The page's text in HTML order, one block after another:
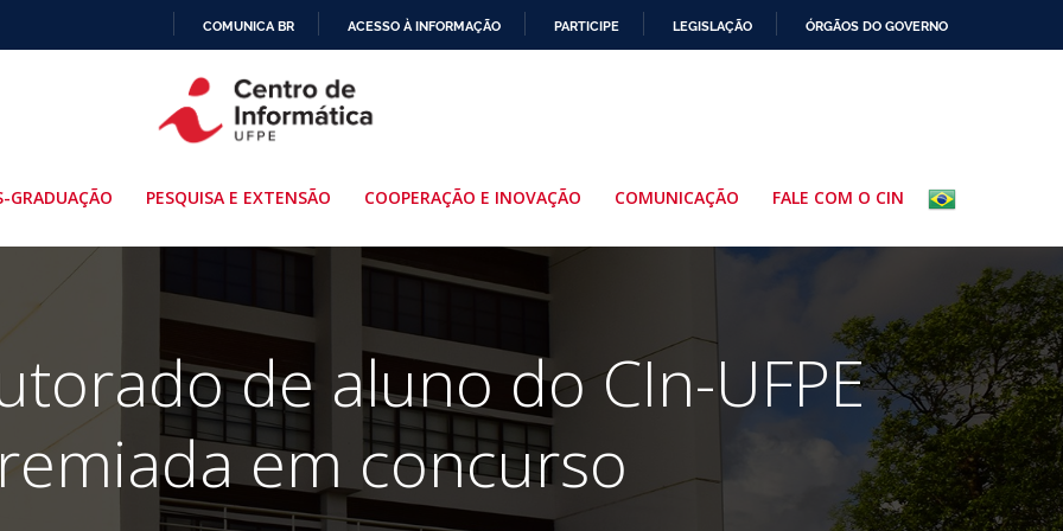
PARA
O
COMUNICA BR ACESSO À INFORMAÇÃO PARTICIPE LEGISLAÇÃO ÓRGÃOS DO GOVERNO
GRADUAÇÃO PESQUISA E EXTENSÃO COOPERAÇÃO E INOVAÇÃO COMUNICAÇÃO FALE COM O CIN
de aluno do CIn-UFPE
em concurso